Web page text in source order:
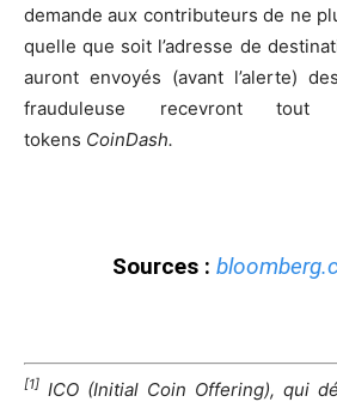
demande aux contributeurs de ne
quelle que soit l’adresse de
auront envoyés (avant l’alerte)
frauduleuse recevront
tokens CoinDash.
Sources :
[1] ICO (Initial Coin Offering), qui